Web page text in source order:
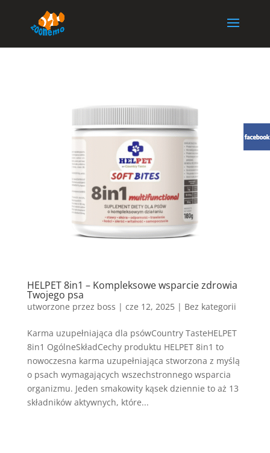
HELPET 8in1 – Kompleksowe wsparcie zdrowia
Twojego psa
utworzone przez boss | cze 12, 2025| Bez kategorii
Karma uzupełniająca dla psówCountry TasteHELPET
8in1 OgólneSkładCechy produktu HELPET 8in1 to
nowoczesna karma uzupełniająca stworzona z myślą
o psach wymagających wszechstronnego wsparcia
organizmu. Jeden smakowity kąsek dziennie to aż 13
składników aktywnych, które...